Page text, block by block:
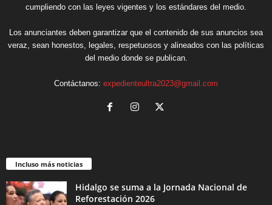
cumpliendo con las leyes vigentes y los estándares del medio.
Los anunciantes deben garantizar que el contenido de sus anuncios sea
veraz, sean honestos, legales, respetuosos y alineados con las políticas
del medio donde se publican.
Contáctanos: expedienteultra2023@gmail.com
Incluso más noticias
Hidalgo se suma a la Jornada Nacional de
Reforestación 2026